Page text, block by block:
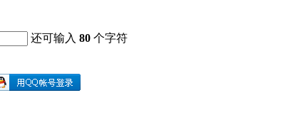
还可输入80 个字符